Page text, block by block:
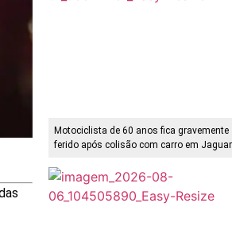
Motociclista de 60 anos fica gravemente
ferido após colisão com carro em